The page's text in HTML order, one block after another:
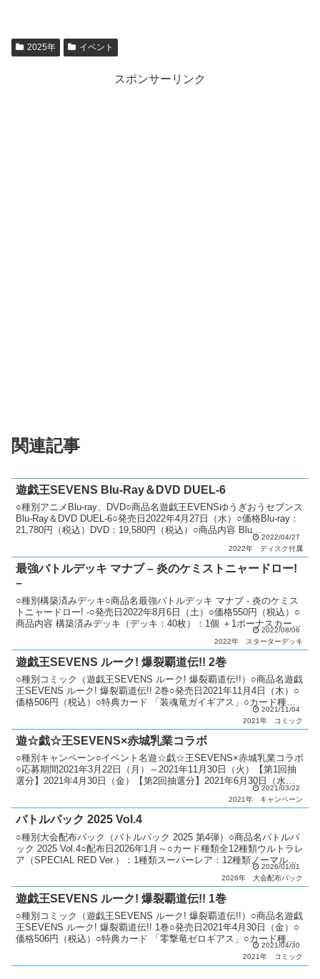
2025年 イベント
スポンサーリンク
関連記事
遊戯王SEVENS Blu-Ray＆DVD DUEL-6
○種別アニメBlu-ray、DVD○商品名遊戯王EVENSゆうぎおうセブンス
Blu-Ray＆DVD DUEL-6○発売日2022年4月27日（水）○価格Blu-ray：
21,780円（税込）DVD：19,580円（税込）○商品内容 Blu...
2022/04/27
2022年
ディスク付属
最強バトルデッキ マナブ – 炎のケミストニャードロー!
–
○種別構築済みデッキ○商品名最強バトルデッキ マナブ - 炎のケミス
トニャードロー! -○発売日2022年8月6日（土）○価格550円（税込）○
商品内容 構築済みデッキ（デッキ：40枚）：1個 ＋1ボーナスカー
2022/08/06
2022年
スターターデッキ
遊戯王SEVENS ルーク! 爆裂覇道伝!! 2巻
○種別コミック（遊戯王SEVENS ルーク! 爆裂覇道伝!!）○商品名遊戯
王SEVENS ルーク! 爆裂覇道伝!! 2巻○発売日2021年11月4日（木）○
価格506円（税込）○特典カード 「装魂竜ガイギアス」○カード種類
2021/11/04
2021年
コミック
遊☆戯☆王SEVENS×赤城乳業コラボ
○種別キャンペーン○イベント名遊☆戯☆王SEVENS×赤城乳業コラボ
○応募期間2021年3月22日（月）～2021年11月30日（火）【第1回抽
選分】2021年4月30日（金）【第2回抽選分】2021年6月30日（水）
2021/03/22
2021年
キャンペーン
バトルパック 2025 Vol.4
○種別大会配布パック（バトルパック 2025 第4弾）○商品名バトルパ
ック 2025 Vol.4○配布日2026年1月～○カード種類全12種類ウルトラレ
ア（SPECIAL RED Ver.）：1種類スーパーレア：12種類ノーマル：7
2026/01/01
2026年
大会配布パック
遊戯王SEVENS ルーク! 爆裂覇道伝!! 1巻
○種別コミック（遊戯王SEVENS ルーク! 爆裂覇道伝!!）○商品名遊戯
王SEVENS ルーク! 爆裂覇道伝!! 1巻○発売日2021年4月30日（金）○
価格506円（税込）○特典カード 「零撃竜ゼロギアス」○カード種類
2021/04/30
2021年
コミック